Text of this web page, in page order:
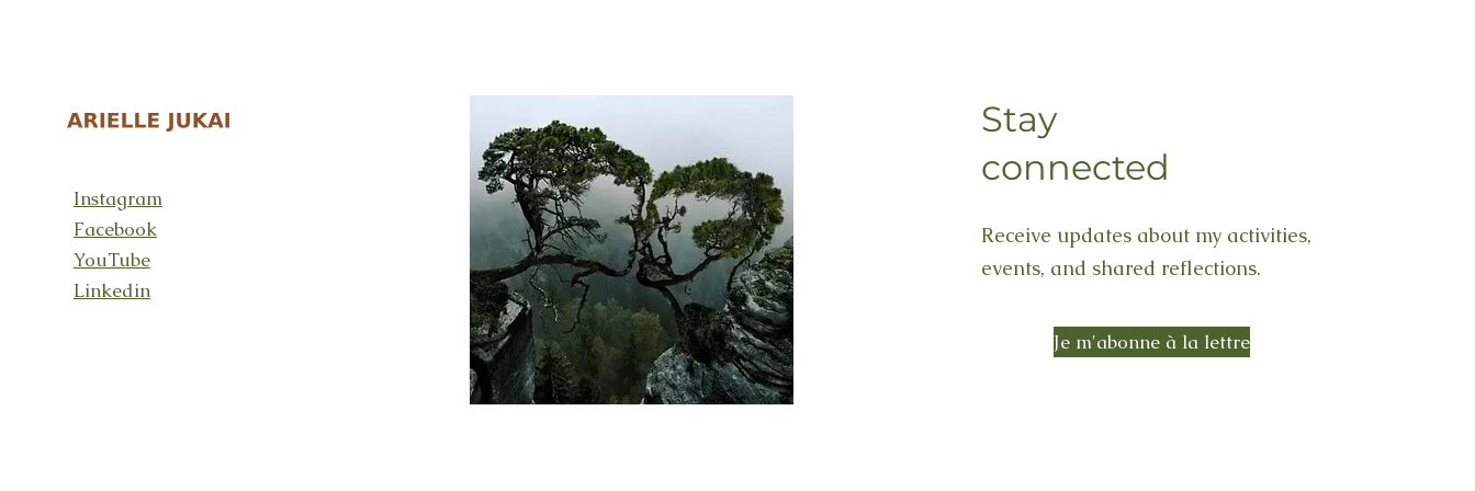
Instagram
Facebook
YouTube
Linkedin
Stay
connected
Receive updates about my activities,
events, and shared reflections.
Je m'abonne à la lettre